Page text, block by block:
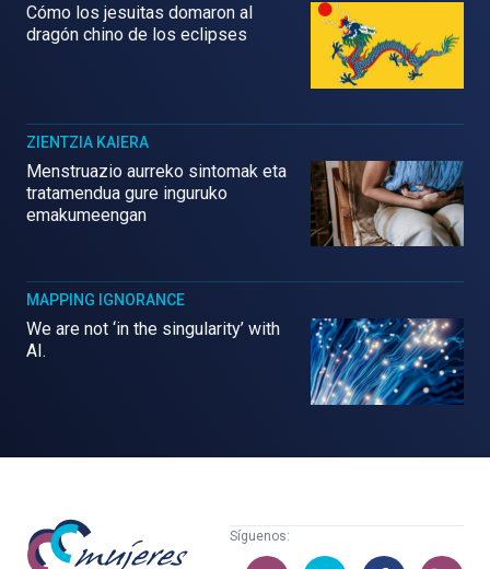
Cómo los jesuitas domaron al
dragón chino de los eclipses
ZIENTZIA KAIERA
Menstruazio aurreko sintomak eta
tratamendua gure inguruko
emakumeengan
MAPPING IGNORANCE
We are not ‘in the singularity’ with
AI.
Mujeres
con
Síguenos: